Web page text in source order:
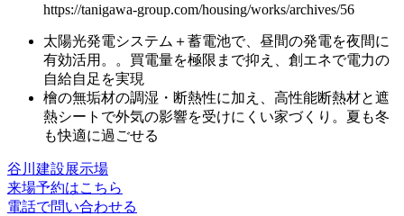
https://tanigawa-group.com/housing/works/archives/56
太陽光発電システム＋蓄電池で、昼間の発電を夜間に
有効活用。
。買電量を極限まで抑え、創エネで電力の
自給自足を実現
檜の無垢材の調湿・断熱性に加え、 高性能断熱材と遮
熱シートで外気の影響を受けにくい家づくり。夏も冬
も快適に過ごせる
谷川建設展示場
来場予約はこちら
電話で問い合わせる